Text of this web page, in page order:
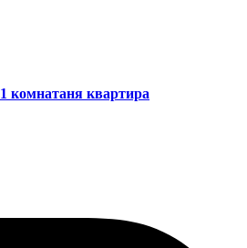
1 комнатаня квартира